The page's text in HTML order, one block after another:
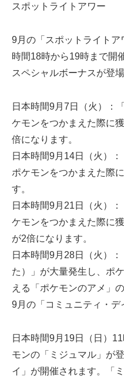
スポットライトアワー
9月の「スポットライト
時間18時から19時まで開
スペシャルボーナスが登
日本時間9月7日（火）：
ケモンをつかまえた際に
倍になります。
日本時間9月14日（火）
ポケモンをつかまえた際
す。
日本時間9月21日（火）
ケモンをつかまえた際に
が2倍になります。
日本時間9月28日（火）
た）」が大量発生し、ポ
える「ポケモンのアメ」
9月の「コミュニティ・デ
日本時間9月19日（日）
モンの「ミジュマル」が
イ」が開催されます。「